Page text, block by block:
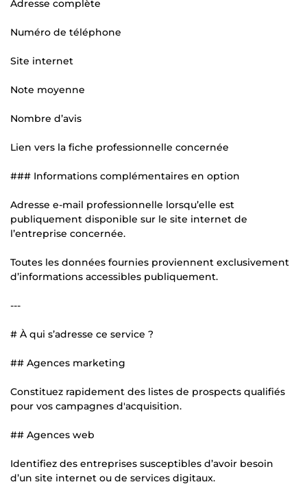
Adresse complète
Numéro de téléphone
Site internet
Note moyenne
Nombre d’avis
Lien vers la fiche professionnelle concernée
### Informations complémentaires en option
Adresse e-mail professionnelle lorsqu’elle est
publiquement disponible sur le site internet de
l’entreprise concernée.
Toutes les données fournies proviennent exclusivement
d’informations accessibles publiquement.
---
# À qui s’adresse ce service ?
## Agences marketing
Constituez rapidement des listes de prospects qualifiés
pour vos campagnes d'acquisition.
## Agences web
Identifiez des entreprises susceptibles d’avoir besoin
d’un site internet ou de services digitaux.